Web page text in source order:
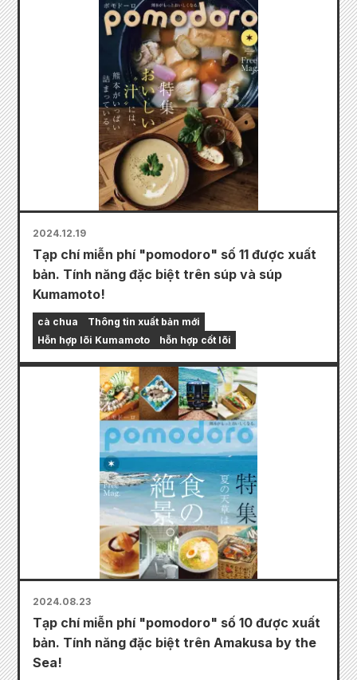
2024.12.19
Tạp chí miễn phí "pomodoro" số 11 được xuất
bản. Tính năng đặc biệt trên súp và súp
Kumamoto!
cà chua
Thông tin xuất bản mới
Hỗn hợp lõi Kumamoto
hỗn hợp cốt lõi
2024.08.23
Tạp chí miễn phí "pomodoro" số 10 được xuất
bản. Tính năng đặc biệt trên Amakusa by the
Sea!